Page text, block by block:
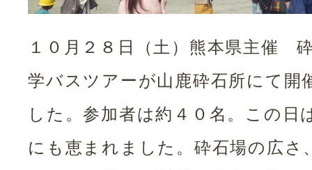
１０月２８日（土）熊本県主催
学バスツアーが山鹿砕石所にて開
した。参加者は約４０名。この日
にも恵まれました。砕石場の広さ